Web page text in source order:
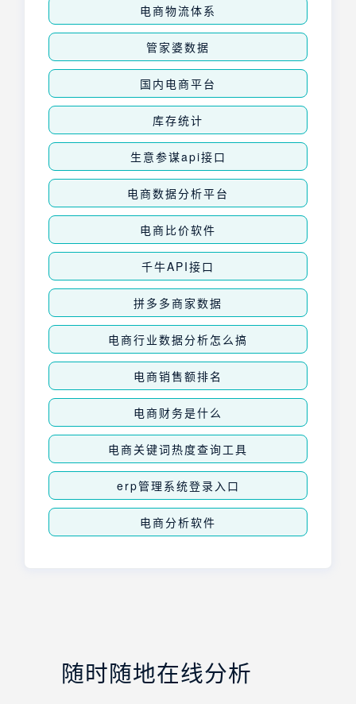
电商物流体系
管家婆数据
国内电商平台
库存统计
生意参谋api接口
电商数据分析平台
电商比价软件
千牛API接口
拼多多商家数据
电商行业数据分析怎么搞
电商销售额排名
电商财务是什么
电商关键词热度查询工具
erp管理系统登录入口
电商分析软件
随时随地在线分析